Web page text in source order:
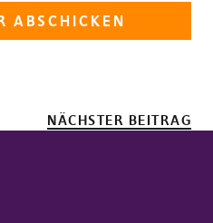
NÄCHSTER BEITRAG